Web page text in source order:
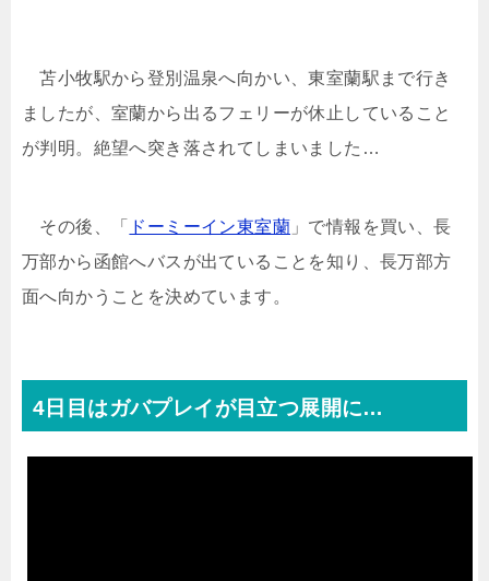
苫小牧駅から登別温泉へ向かい、東室蘭駅まで行き
ましたが、室蘭から出るフェリーが休止していること
が判明。絶望へ突き落されてしまいました…
その後、「 ドーミーイン東室蘭 」で情報を買い、長
万部から函館へバスが出ていることを知り、長万部方
面へ向かうことを決めています。
4日目はガバプレイが目立つ展開に…